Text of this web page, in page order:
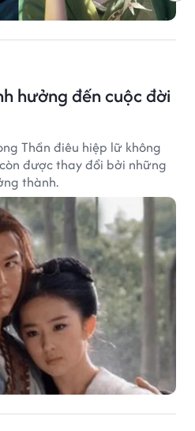
hưởng đến cuộc đời
Thần điêu hiệp lữ không
được thay đổi bởi những
thành.